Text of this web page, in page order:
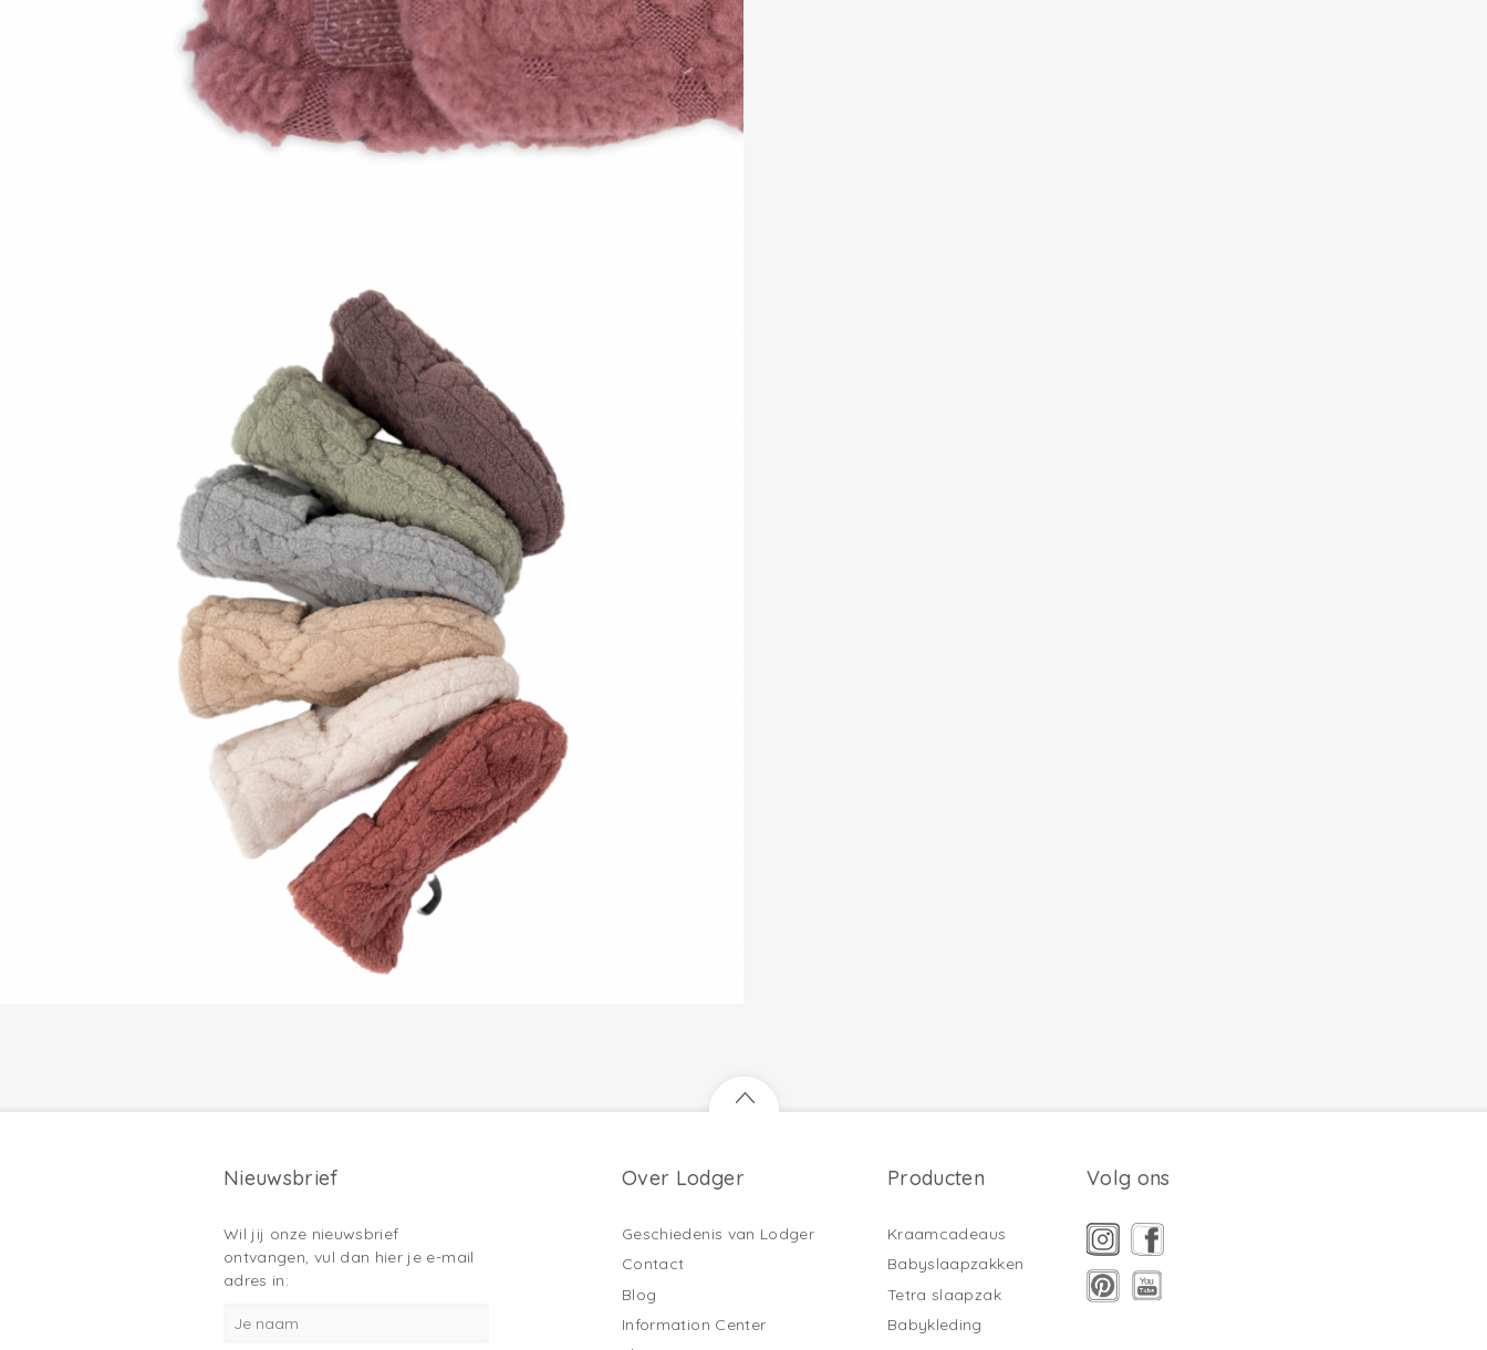
Nieuwsbrief
Wil jij onze nieuwsbrief
ontvangen, vul dan hier je e-mail
adres in:
Over Lodger
Geschiedenis van Lodger
Contact
Blog
Information Center
Producten
Kraamcadeaus
Babyslaapzakken
Tetra slaapzak
Babykleding
Volg ons